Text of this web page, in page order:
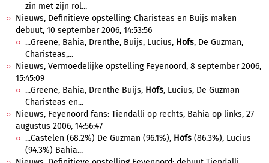
zin met zijn rol...
Nieuws, Definitieve opstelling: Charisteas en Buijs maken
debuut, 10 september 2006, 14:53:56
...Greene, Bahia, Drenthe, Buijs, Lucius, Hofs, De Guzman,
Charisteas,...
Nieuws, Vermoedelijke opstelling Feyenoord, 8 september 2006,
15:45:09
...Greene, Bahia, Drenthe Buijs, Hofs, Lucius, De Guzman
Charisteas en...
Nieuws, Feyenoord fans: Tiendalli op rechts, Bahia op links, 27
augustus 2006, 14:56:47
...Castelen (68.2%) De Guzman (96.1%), Hofs (86.3%), Lucius
(94.3%) Bahia...